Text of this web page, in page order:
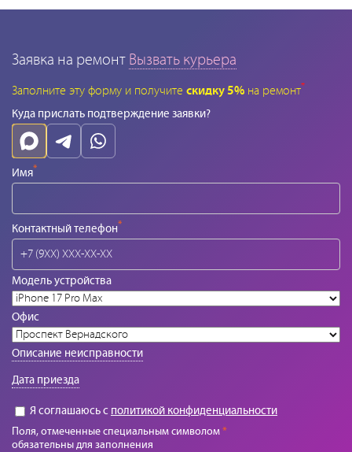
Заявка на ремонт Вызвать курьера
Заполните эту форму и получите скидку 5% на ремонт*
Куда прислать подтверждение заявки?
Имя*
Контактный телефон*
Модель устройства
Офис
Описание неисправности
Дата приезда
Я соглашаюсь с политикой конфиденциальности
Поля, отмеченные специальным символом*
обязательны для заполнения